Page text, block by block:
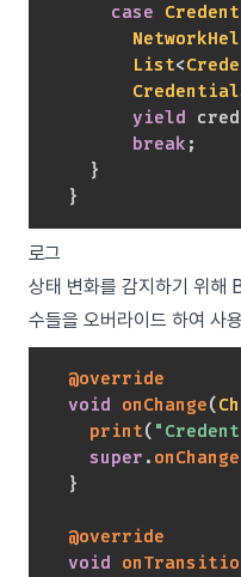
case
List<
yield
break ;
}
}
로그
상태 변화를 감지하기 위해
수들을 오버라이드 하여 사
@override
void onChange(
print(
super . onChange
}
@override
void